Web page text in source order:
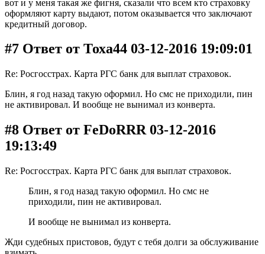
вот и у меня такая же фигня, сказали что всем кто страховку
оформляют карту выдают, потом оказывается что заключают
кредитный договор.
#7 Ответ от Тоха44 03-12-2016 19:09:01
Re: Росгосстрах. Карта РГС банк для выплат страховок.
Блин, я год назад такую оформил. Но смс не приходили, пин
не активировал. И вообще не вынимал из конверта.
#8 Ответ от FeDoRRR 03-12-2016
19:13:49
Re: Росгосстрах. Карта РГС банк для выплат страховок.
Блин, я год назад такую оформил. Но смс не
приходили, пин не активировал.
И вообще не вынимал из конверта.
Жди судебных пристовов, будут с тебя долги за обслуживание